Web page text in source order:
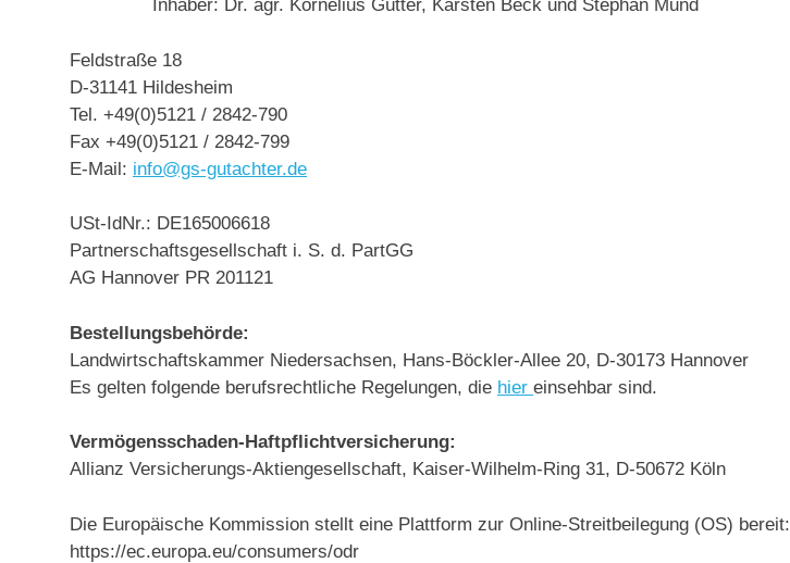
Inhaber: Dr. agr. Kornelius Gütter, Karsten Beck und Stephan Mund
Feldstraße 18
D-31141 Hildesheim
Tel. +49(0)5121 / 2842-790
Fax +49(0)5121 / 2842-799
E-Mail: info@gs-gutachter.de
USt-IdNr.: DE165006618
Partnerschaftsgesellschaft i. S. d. PartGG
AG Hannover PR 201121
Bestellungsbehörde:
Landwirtschaftskammer Niedersachsen, Hans-Böckler-Allee 20, D-30173 Hannover
Es gelten folgende berufsrechtliche Regelungen, die hier einsehbar sind.
Vermögensschaden-Haftpflichtversicherung:
Allianz Versicherungs-Aktiengesellschaft, Kaiser-Wilhelm-Ring 31, D-50672 Köln
Die Europäische Kommission stellt eine Plattform zur Online-Streitbeilegung (OS) bereit:
https://ec.europa.eu/consumers/odr